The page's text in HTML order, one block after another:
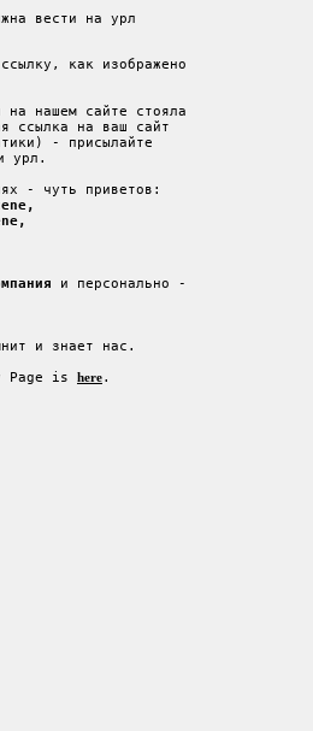
как изображено
нашем сайте стояла
ссылка на ваш сайт
- присылайте
урл.
и знает нас.
Page is here